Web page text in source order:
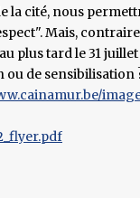
la cité, nous
Mais,
plus tard le 31
de sensibilisation